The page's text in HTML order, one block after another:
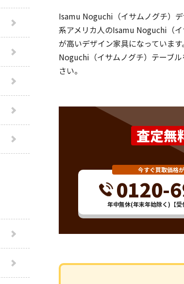
Isamu Noguchi（イサムノグチ）
系アメリカ人のIsamu Noguchi（
が高いデザイン家具になっていま
Noguchi（イサムノグチ）テーブ
さい。
査定無
今すぐ買取価格
0120-
年中無休(年末年始除く)【